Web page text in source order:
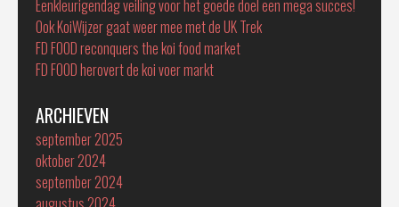
Eenkleurigendag veiling voor het goede doel een mega succes!
Ook KoiWijzer gaat weer mee met de UK Trek
FD FOOD reconquers the koi food market
FD FOOD herovert de koi voer markt
ARCHIEVEN
september 2025
oktober 2024
september 2024